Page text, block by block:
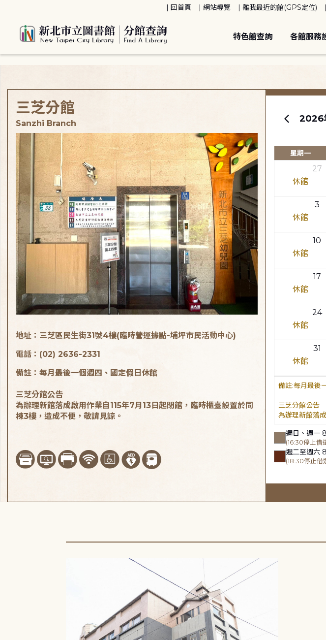
回首頁 網站導覽 離我最近的館(GPS定位)
特色館查詢 各館服務
2026
星期一
27
休館
3
休館
10
休館
17
休館
24
休館
31
休館
每月最後
三芝分館公告
為辦理新館落
週日、週一
(16:30停止借
週二至週六
(18:30停止借
三芝分館
Sanzhi Branch
地址：三芝區民生街31號4樓(臨時營運據點-埔坪市民活動中心)
電話：(02) 2636-2331
備註：每月最後一個週四、國定假日休館
三芝分館公告
為辦理新館落成啟用作業自115年7月13日起閉館，臨時櫃臺設置於同
棟3樓，造成不便，敬請見諒。